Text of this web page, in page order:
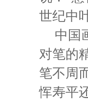
世纪中
中国
对笔的
笔不周
恽寿平